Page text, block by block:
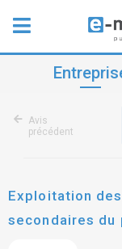
Avis
précédent
Exploitation
secondaires du